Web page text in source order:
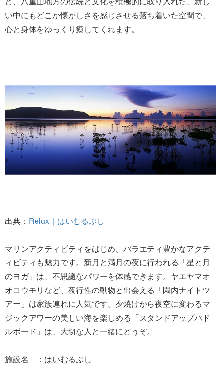
い中にもどこか懐かしさを感じさせる落ち着いた空間で、
心と身体をゆっくり癒してくれます。
出典： Relux｜はいむるぶし
マリンアクティビティをはじめ、バラエティ豊かなアクテ
ィビティも魅力です。新月と満月の夜に行われる「星と月
のヨガ」は、不思議なパワーを体感できます。ヤエヤマオ
オコウモリなど、夜行性の動物と出会える「園内ナイトツ
アー」は家族連れに人気です。夕焼けから夜空に変わるマ
ジックアワーの美しい海を楽しめる「スタンドアップパド
ルボード」は、大切な人と一緒にどうぞ。
施設名 ：はいむるぶし